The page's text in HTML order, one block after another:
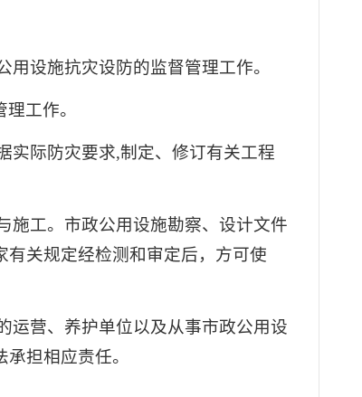
设施抗灾设防的监督管理工作。
工作。
实际防灾要求,制定、修订有关工程
施工。市政公用设施勘察、设计文件
关规定经检测和审定后，方可使
运营、养护单位以及从事市政公用设
担相应责任。